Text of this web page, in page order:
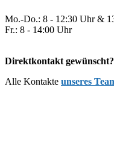
Mo.-Do.: 8 - 12:30 Uhr &
Fr.: 8 - 14:00 Uhr
Direktkontakt gewünscht?
Alle Kontakte unseres